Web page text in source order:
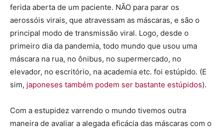
ferida aberta de um paciente. NÃO para parar os
aerossóis virais, que atravessam as máscaras, e são o
principal modo de transmissão viral. Logo, desde o
primeiro dia da pandemia, todo mundo que usou uma
máscara na rua, no ônibus, no supermercado, no
elevador, no escritório, na academia etc. foi estúpido. (E
sim, japoneses também podem ser bastante estúpidos).
Com a estupidez varrendo o mundo tivemos outra
maneira de avaliar a alegada eficácia das máscaras com o